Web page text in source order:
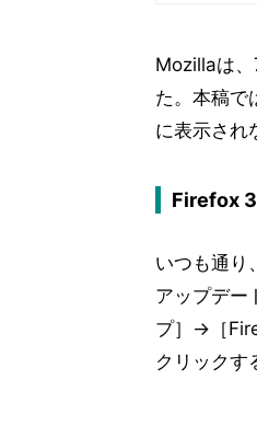
Mozillaは
た。本稿で
に表示され
Firefox
いつも通り
アップデー
プ］→［
クリックす